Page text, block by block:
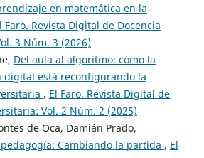
en matemática en la
Faro. Revista Digital de Docencia
3 Núm. 3 (2026)
Del aula al algoritmo: cómo la
digital está reconfigurando la
, El Faro. Revista Digital de
Vol. 2 Núm. 2 (2025)
de Oca, Damián Prado,
Cambiando la partida , El